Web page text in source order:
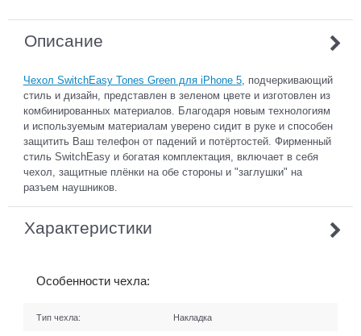
Описание
Чехол SwitchEasy Tones Green для iPhone 5, подчеркивающий
стиль и дизайн, представлен в зеленом цвете и изготовлен из
комбинированных материалов. Благодаря новым технологиям
и используемым материалам уверено сидит в руке и способен
защитить Ваш телефон от падений и потёртостей. Фирменный
стиль SwitchEasy и богатая комплектация, включает в себя
чехол, защитные плёнки на обе стороны и "заглушки" на
разъем наушников.
Характеристики
Особенности чехла:
Тип чехла: Накладка